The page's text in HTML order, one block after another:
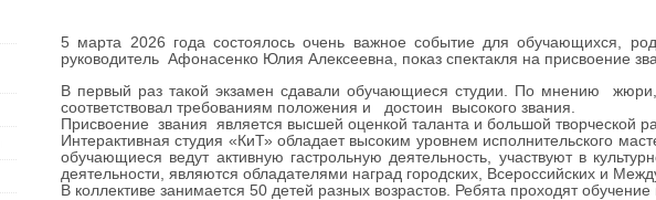
5 марта 2026 года состоялось очень важное событие для обучающихся,
руководитель Афонасенко Юлия Алексеевна, показ спектакля на присвоение
В первый раз такой экзамен сдавали обучающиеся студии. По мнению жюри,
соответствовал требованиям положения и достоин высокого звания.
Присвоение звания является высшей оценкой таланта и большой творческой
Интерактивная студия «КиТ» обладает высоким уровнем исполнительского
обучающиеся ведут активную гастрольную деятельность, участвуют в
деятельности, являются обладателями наград городских, Всероссийских и
В коллективе занимается 50 детей разных возрастов. Ребята проходят